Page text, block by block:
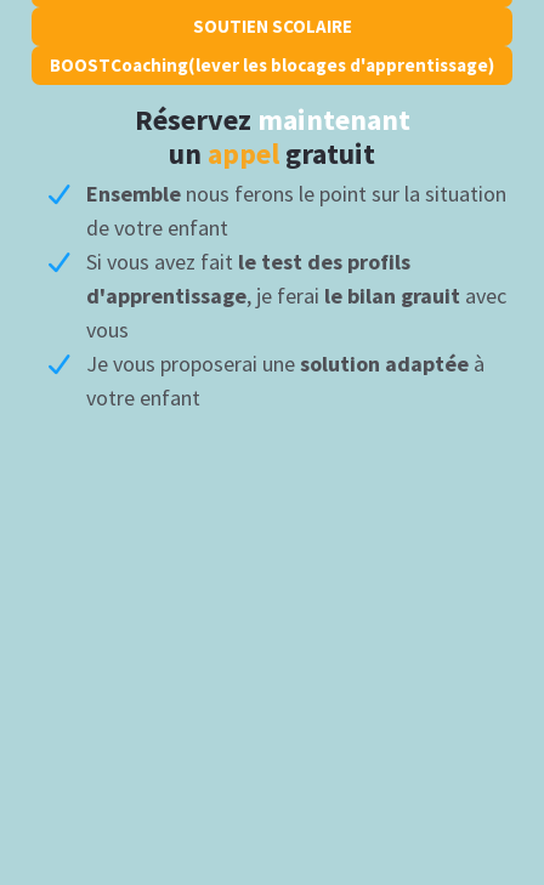
SOUTIEN SCOLAIRE
BOOSTCoaching(lever les blocages d'apprentissage)
Réservez maintenant
un appelgratuit
Ensemble nous ferons le point sur la situation
de votre enfant
Si vous avez fait le test des profils
d'apprentissage, je ferai le bilan grauit avec
vous
Je vous proposerai unesolution adaptée à
votre enfant